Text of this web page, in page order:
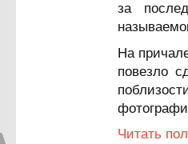
за
На
повезло
Читать